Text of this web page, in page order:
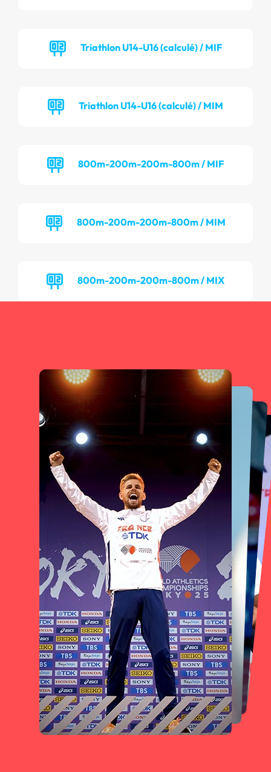
Triathlon U14-U16 (calculé) / MIF
Triathlon U14-U16 (calculé) / MIM
800m-200m-200m-800m / MIF
800m-200m-200m-800m / MIM
800m-200m-200m-800m / MIX